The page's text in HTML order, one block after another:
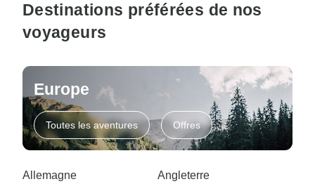
Destinations préférées de nos
voyageurs
Europe
Toutes les aventures Offres
Allemagne
Angleterre